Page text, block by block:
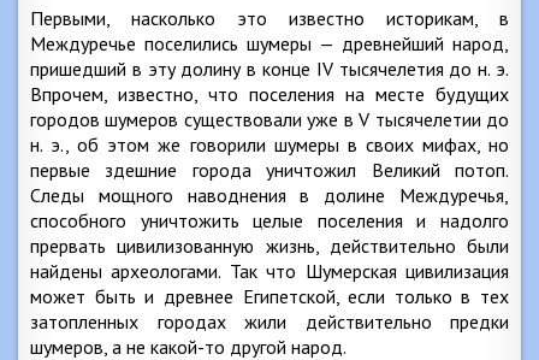
Первыми, насколько это известно историкам, в
Междуречье поселились шумеры — древнейший народ,
пришедший в эту долину в конце IV тысячелетия до н. э.
Впрочем, известно, что поселения на месте будущих
городов шумеров существовали уже в V тысячелетии до
н. э., об этом же говорили шумеры в своих мифах, но
первые здешние города уничтожил Великий потоп.
Следы мощного наводнения в долине Междуречья,
способного уничтожить целые поселения и надолго
прервать цивилизованную жизнь, действительно были
найдены археологами. Так что Шумерская цивилизация
может быть и древнее Египетской, если только в тех
затопленных городах жили действительно предки
шумеров, а не какой-то другой народ.